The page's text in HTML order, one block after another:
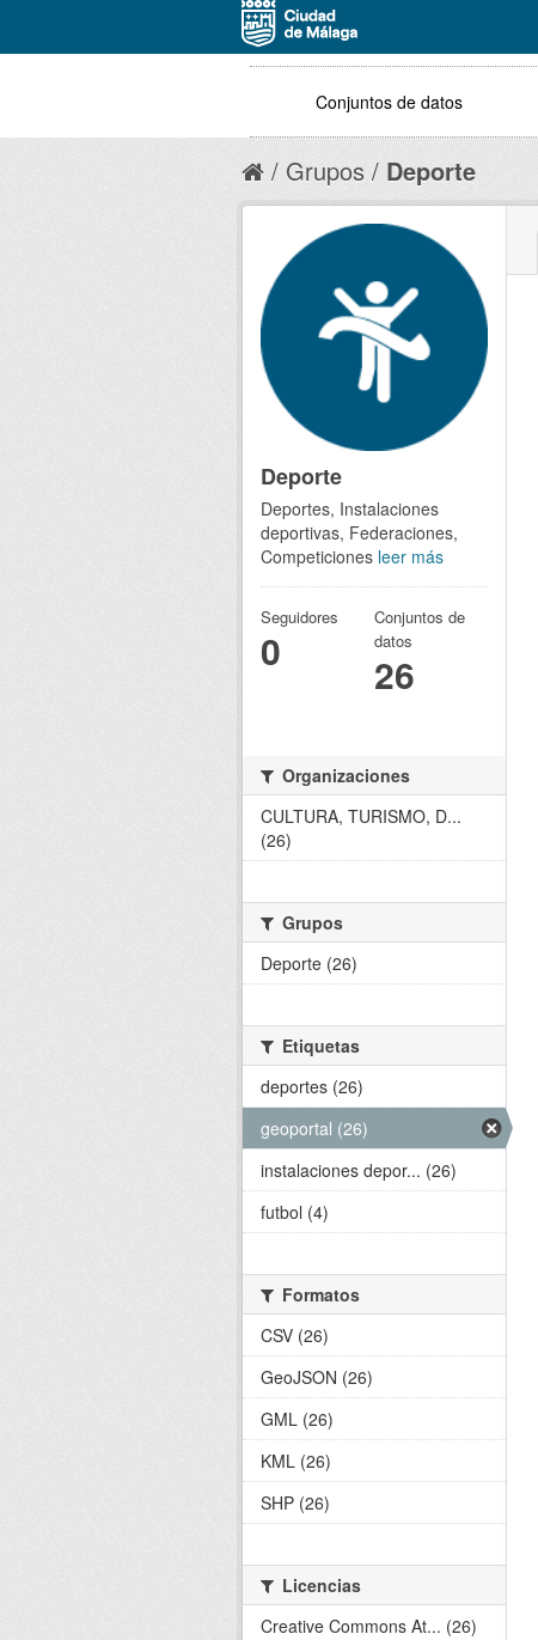
Conjuntos de datos
Grupos Deporte
Deporte
Deportes, Instalaciones
deportivas, Federaciones,
Competiciones leer más
Seguidores
0
Conjuntos de
datos
26
Organizaciones
CULTURA, TURISMO, D...
(26)
Grupos
Deporte (26)
Etiquetas
deportes (26)
geoportal (26)
instalaciones depor... (26)
futbol (4)
Formatos
CSV (26)
GeoJSON (26)
GML (26)
KML (26)
SHP (26)
Licencias
Creative Commons At... (26)